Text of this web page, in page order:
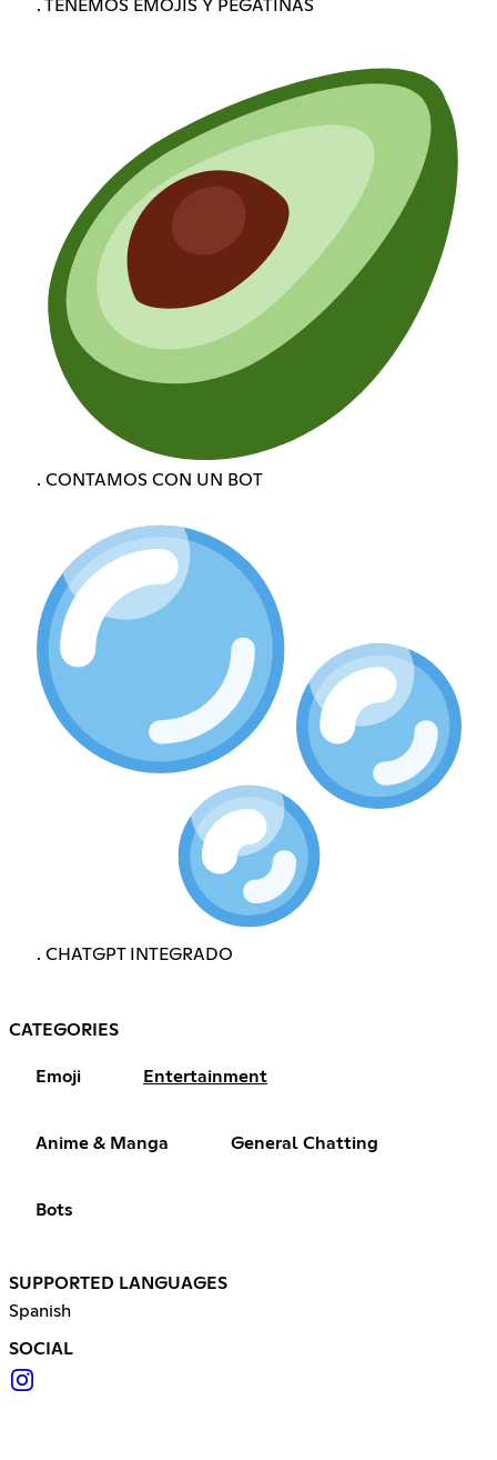
. TENEMOS EMOJIS Y PEGATINAS
. CONTAMOS CON UN BOT
. CHATGPT INTEGRADO
CATEGORIES
Emoji Entertainment
Anime & Manga General Chatting
Bots
SUPPORTED LANGUAGES
Spanish
SOCIAL